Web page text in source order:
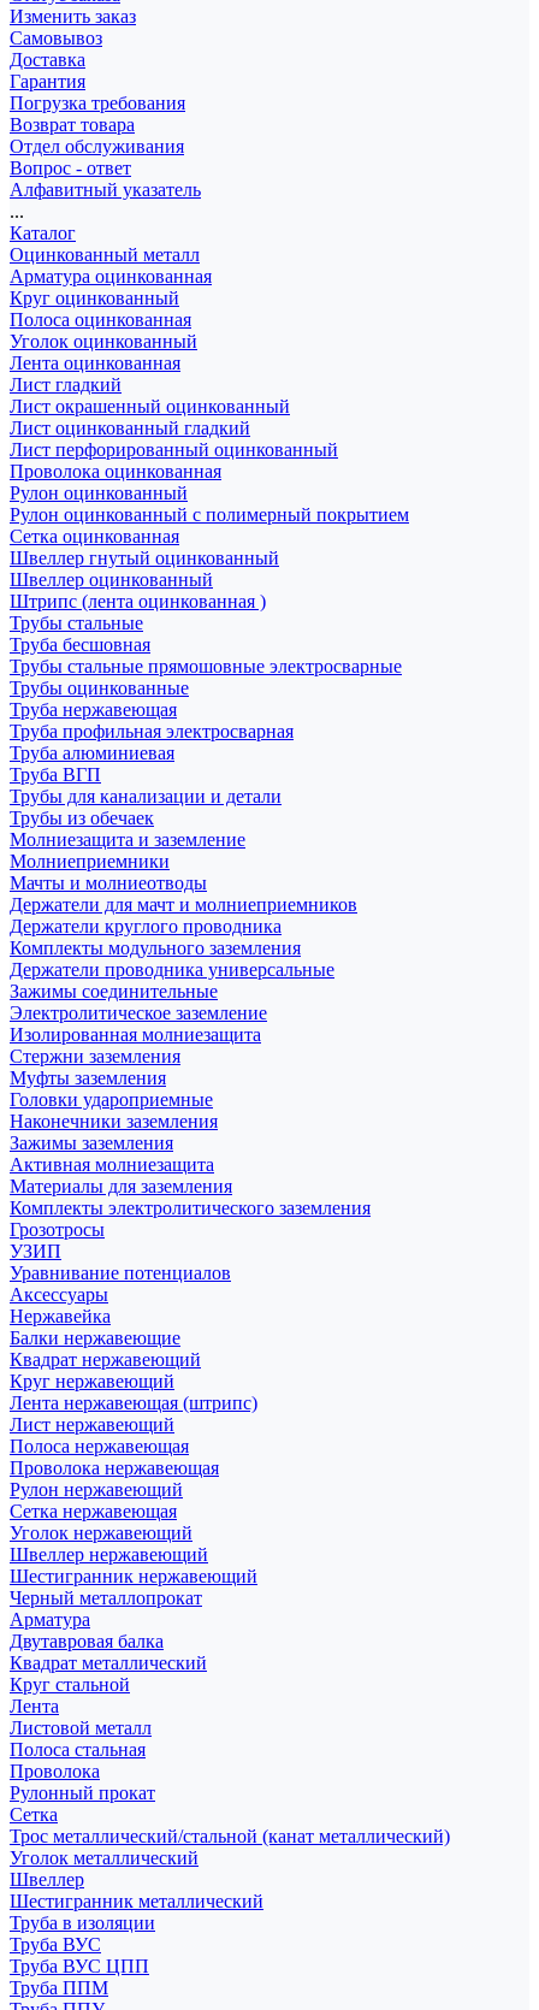
Изменить заказ
Самовывоз
Доставка
Гарантия
Погрузка требования
Возврат товара
Отдел обслуживания
Вопрос - ответ
Алфавитный указатель
...
Каталог
Оцинкованный металл
Арматура оцинкованная
Круг оцинкованный
Полоса оцинкованная
Уголок оцинкованный
Лента оцинкованная
Лист гладкий
Лист окрашенный оцинкованный
Лист оцинкованный гладкий
Лист перфорированный оцинкованный
Проволока оцинкованная
Рулон оцинкованный
Рулон оцинкованный с полимерный покрытием
Сетка оцинкованная
Швеллер гнутый оцинкованный
Швеллер оцинкованный
Штрипс (лента оцинкованная )
Трубы стальные
Труба бесшовная
Трубы стальные прямошовные электросварные
Трубы оцинкованные
Труба нержавеющая
Труба профильная электросварная
Труба алюминиевая
Труба ВГП
Трубы для канализации и детали
Трубы из обечаек
Молниезащита и заземление
Молниеприемники
Мачты и молниеотводы
Держатели для мачт и молниеприемников
Держатели круглого проводника
Комплекты модульного заземления
Держатели проводника универсальные
Зажимы соединительные
Электролитическое заземление
Изолированная молниезащита
Стержни заземления
Муфты заземления
Головки удароприемные
Наконечники заземления
Зажимы заземления
Активная молниезащита
Материалы для заземления
Комплекты электролитического заземления
Грозотросы
УЗИП
Уравнивание потенциалов
Аксессуары
Нержавейка
Балки нержавеющие
Квадрат нержавеющий
Круг нержавеющий
Лента нержавеющая (штрипс)
Лист нержавеющий
Полоса нержавеющая
Проволока нержавеющая
Рулон нержавеющий
Сетка нержавеющая
Уголок нержавеющий
Швеллер нержавеющий
Шестигранник нержавеющий
Черный металлопрокат
Арматура
Двутавровая балка
Квадрат металлический
Круг стальной
Лента
Листовой металл
Полоса стальная
Проволока
Рулонный прокат
Сетка
Трос металлический/стальной (канат металлический)
Уголок металлический
Швеллер
Шестигранник металлический
Труба в изоляции
Труба ВУС
Труба ВУС ЦПП
Труба ППМ